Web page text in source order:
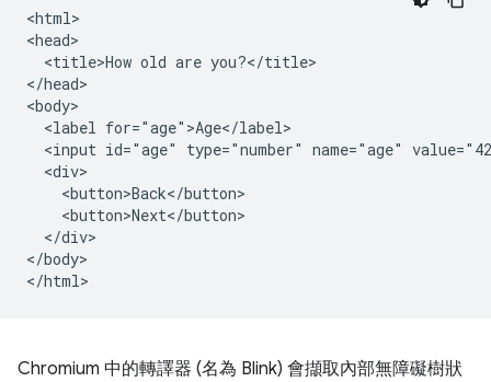
<html>
<head>
  <title>How old are you?</title>
</head>
<body>
  <label for="age">Age</label>
<input id="age" type="number" name="age"
  <div>
    <button>Back</button>
    <button>Next</button>
  </div>
</body>
Chromium 中的轉譯器 (名為 Blink) 會擷取內部無障礙樹狀